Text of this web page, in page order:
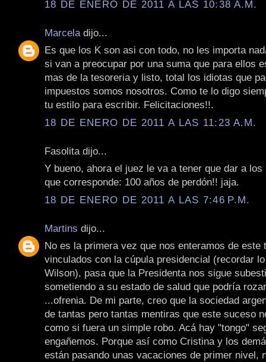
18 DE ENERO DE 2011 A LAS 10:38 A.M.
Marcela dijo...
Es que los K son asi con todo, no les importa
si van a preocupar por una suma que para ellos
mas de la tesoreria y listo, total los idiotas que
impuestos somos nosotros. Como te lo digo
tu estilo para escribir. Felicitaciones!!.
18 DE ENERO DE 2011 A LAS 11:23 A.M.
Fasolita dijo...
Y bueno, ahora el juez le va a tener que dar a los
que corresponde: 100 años de perdón!! jaja.
18 DE ENERO DE 2011 A LAS 7:46 P.M.
Martins dijo...
No es la primera vez que nos enteramos de este
vinculados con la cúpula presidencial (recordar
Wilson), pasa que la Presidenta nos sigue
sometiendo a su estado de salud que podría
...ofrenia. De mi parte, creo que la sociedad
de tantas pero tantas mentiras que este suceso
como si fuera un simple robo. Acá hay "tongo"
engañemos. Porque así como Cristina y los
están pasando unas vacaciones de primer nivel,